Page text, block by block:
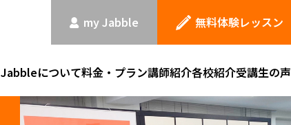
my Jabble 無料体験レッスン
Jabbleについて料金・プラン講師紹介各校紹介受講生の声